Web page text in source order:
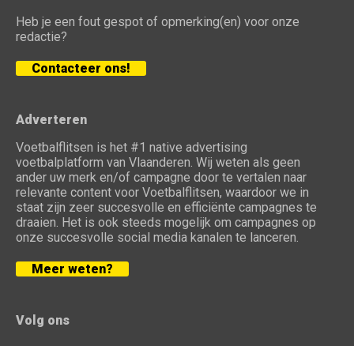
Heb je een fout gespot of opmerking(en) voor onze
redactie?
Contacteer ons!
Adverteren
Voetbalflitsen is het #1 native advertising
voetbalplatform van Vlaanderen. Wij weten als geen
ander uw merk en/of campagne door te vertalen naar
relevante content voor Voetbalflitsen, waardoor we in
staat zijn zeer succesvolle en efficiënte campagnes te
draaien. Het is ook steeds mogelijk om campagnes op
onze succesvolle social media kanalen te lanceren.
Meer weten?
Volg ons